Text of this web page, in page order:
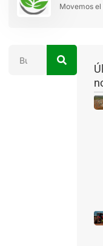
Movemos